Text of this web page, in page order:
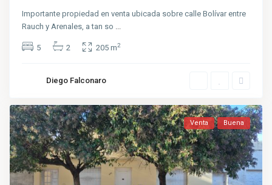
Importante propiedad en venta ubicada sobre calle Bolívar entre
Rauch y Arenales, a tan so ...
5 2 205 m2
Diego Falconaro
Venta Buena